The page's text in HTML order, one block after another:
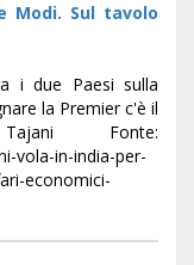
Modi. Sul tavolo
i due Paesi sulla
la Premier c'è il
Fonte:
vola-in-india-per-
economici-